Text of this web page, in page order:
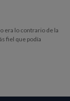
era lo contrario de la
fiel que podía